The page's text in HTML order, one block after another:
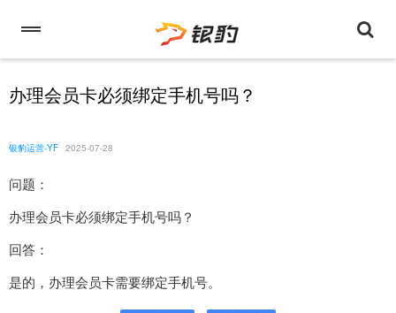
办理会员卡必须绑定手机号吗？
银豹运营-YF 2025-07-28
问题：
办理会员卡必须绑定手机号吗？
回答：
是的，办理会员卡需要绑定手机号。